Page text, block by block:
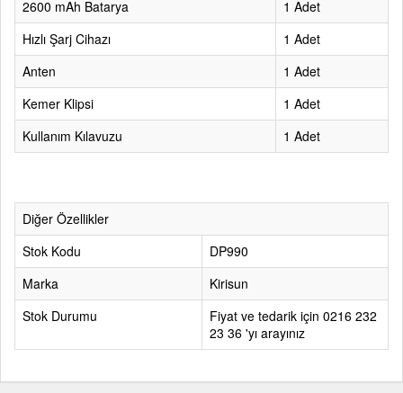
2600 mAh Batarya
1 Adet
Hızlı Şarj Cihazı
1 Adet
Anten
1 Adet
Kemer Klipsi
1 Adet
Kullanım Kılavuzu
1 Adet
Diğer Özellikler
Stok Kodu
DP990
Marka
Kirisun
Stok Durumu
Fiyat ve tedarik için 0216 232
23 36 'yı arayınız